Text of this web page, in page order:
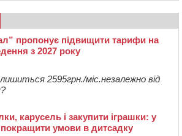
пропонує підвищити тарифи на
з 2027 року
2595грн./міс.незалежно від
карусель і закупити іграшки: у
умови в дитсадку